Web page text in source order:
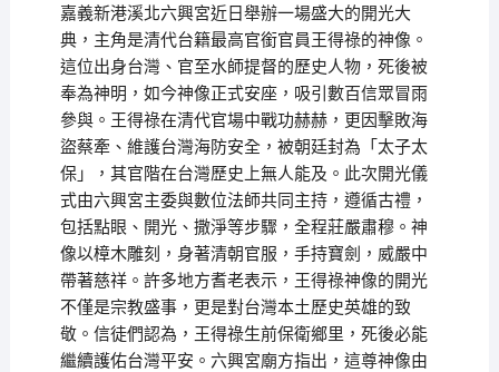
嘉義新港溪北六興宮近日舉辦一場盛大的開光大
典，主角是清代台籍最高官銜官員王得祿的神像。
這位出身台灣、官至水師提督的歷史人物，死後被
奉為神明，如今神像正式安座，吸引數百信眾冒雨
參與。王得祿在清代官場中戰功赫赫，更因擊敗海
盜蔡牽、維護台灣海防安全，被朝廷封為「太子太
保」，其官階在台灣歷史上無人能及。此次開光儀
式由六興宮主委與數位法師共同主持，遵循古禮，
包括點眼、開光、撒淨等步驟，全程莊嚴肅穆。神
像以樟木雕刻，身著清朝官服，手持寶劍，威嚴中
帶著慈祥。許多地方耆老表示，王得祿神像的開光
不僅是宗教盛事，更是對台灣本土歷史英雄的致
敬。信徒們認為，王得祿生前保衛鄉里，死後必能
繼續護佑台灣平安。六興宮廟方指出，這尊神像由